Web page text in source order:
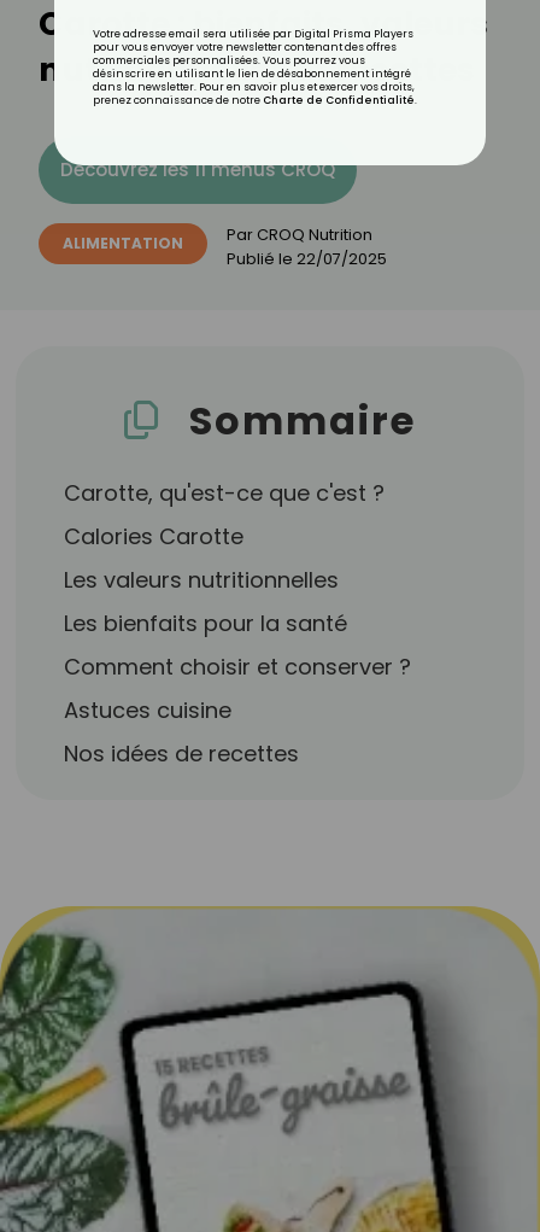
Carotte : bienfaits, valeurs
nutritionnelles et recettes
Découvrez les 11 menus CROQ
ALIMENTATION Par CROQ Nutrition
Publié le 22/07/2025
Sommaire
Carotte, qu'est-ce que c'est ?
Calories Carotte
Les valeurs nutritionnelles
Les bienfaits pour la santé
Comment choisir et conserver ?
Astuces cuisine
Nos idées de recettes
Votre adresse email sera utilisée par Digital Prisma Players
pour vous envoyer votre newsletter contenant des offres
commerciales personnalisées. Vous pourrez vous
désinscrire en utilisant le lien de désabonnement intégré
dans la newsletter. Pour en savoir plus et exercer vos droits,
prenez connaissance de notre Charte de Confidentialité.